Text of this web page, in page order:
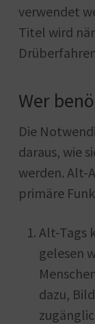
verwendet
Titel wird
Wer
Die
daraus, wie
werden. Alt-
primäre
Alt-Tags
gelesen
dazu,